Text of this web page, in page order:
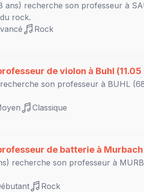
ans) recherche son professeur à
rock.
Rock
de violon à Buhl
son professeur à BUHL
Classique
de batterie à Murbach
recherche son professeur à
Rock